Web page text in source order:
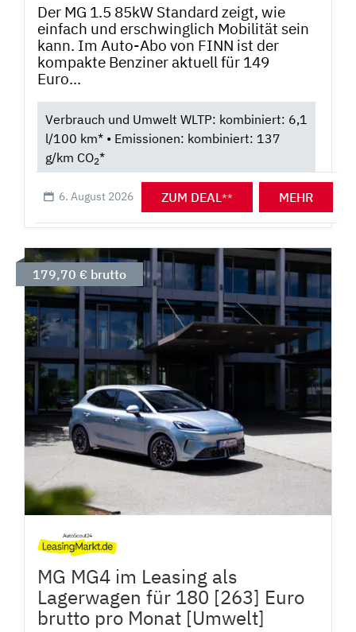
Der MG 1.5 85kW Standard zeigt, wie
einfach und erschwinglich Mobilität sein
kann. Im Auto-Abo von FINN ist der
kompakte Benziner aktuell für 149
Euro...
Verbrauch und Umwelt WLTP: kombiniert: 6,1
l/100 km* • Emissionen: kombiniert: 137
g/km CO2*
6. August 2026 ZUM DEAL ** MEHR
MG MG4 im Leasing als
Lagerwagen für 180 [263] Euro
brutto pro Monat [Umwelt]
179,70 € brutto